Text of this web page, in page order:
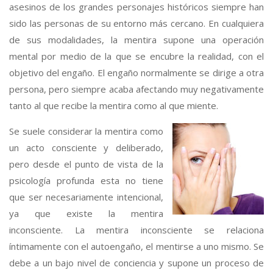
asesinos de los grandes personajes históricos siempre han
sido las personas de su entorno más cercano. En cualquiera
de sus modalidades, la mentira supone una operación
mental por medio de la que se encubre la realidad, con el
objetivo del engaño. El engaño normalmente se dirige a otra
persona, pero siempre acaba afectando muy negativamente
tanto al que recibe la mentira como al que miente.
Se suele considerar la mentira como
un acto consciente y deliberado,
pero desde el punto de vista de la
psicología profunda esta no tiene
que ser necesariamente intencional,
ya que existe la mentira
inconsciente. La mentira inconsciente se relaciona
íntimamente con el autoengaño, el mentirse a uno mismo. Se
debe a un bajo nivel de conciencia y supone un proceso de